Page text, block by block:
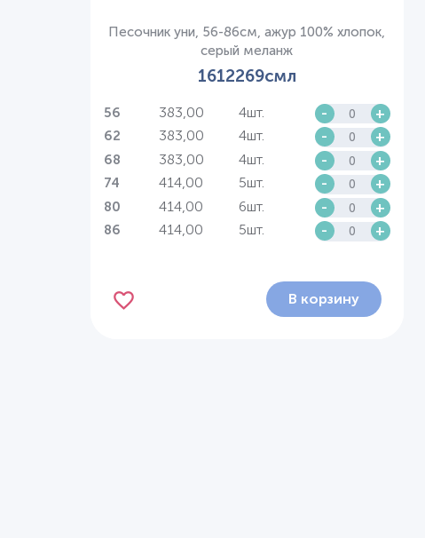
Песочник уни, 56-86см, ажур 100% хлопок,
серый меланж
1612269смл
56 383,00 4шт. - +
62 383,00 4шт. - +
68 383,00 4шт. - +
74 414,00 5шт. - +
80 414,00 6шт. - +
86 414,00 5шт. - +
В корзину